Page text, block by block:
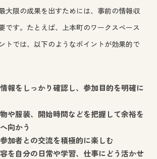
大限の成果を出すためには、事前の情報収
です。たとえば、上本町のワークスペース
トでは、以下のようなポイントが効果的で
報をしっかり確認し、参加目的を明確に
や服装、開始時間などを把握して余裕を
向かう
加者との交流を積極的に楽しむ
を自分の日常や学習、仕事にどう活かせ